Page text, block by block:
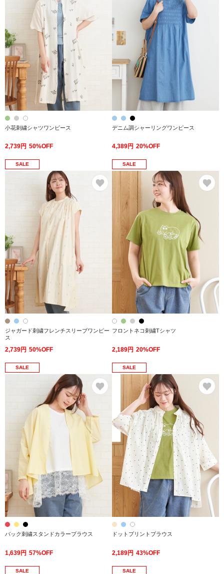
小花刺繍シャツワンピース
2,739円 50%OFF
デニム調シャーリングワンピース
4,389円 20%OFF
SALE
お気に入り
ジャガード刺繍フレンチスリーブワンピー
ス
2,739円 50%OFF
SALE
フロントネコ刺繍Tシャツ
2,189円 20%OFF
SALE
バック刺繍スタンドカラーブラウス
1,639円 57%OFF
SALE
ドットプリントブラウス
2,189円 43%OFF
SALE SALE